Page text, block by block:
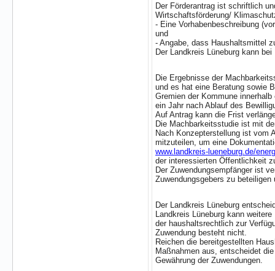
Der Förderantrag ist schriftlich
Wirtschaftsförderung/
- Eine Vorhabenbeschreibung
und
- Angabe, dass Haushaltsmittel
Der Landkreis Lüneburg kann
Die Ergebnisse der
und es hat eine Beratung sowie
Gremien der Kommune
ein Jahr nach Ablauf des
Auf Antrag kann die Frist
Die Machbarkeitsstudie ist mit
Nach Konzepterstellung ist vom
mitzuteilen, um eine
www.landkreis-lueneburg.de/
der interessierten Öffentlichkeit
Der Zuwendungsempfänger ist
Zuwendungsgebers zu
Der Landkreis Lüneburg
Landkreis Lüneburg kann
der haushaltsrechtlich zur
Zuwendung besteht nicht.
Reichen die bereitgestellten
Maßnahmen aus, entscheidet
Gewährung der Zuwendungen.